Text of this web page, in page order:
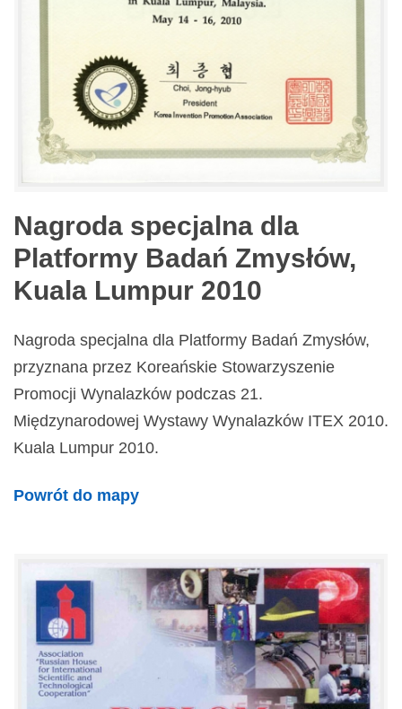
Nagroda specjalna dla
Platformy Badań Zmysłów,
Kuala Lumpur 2010
Nagroda specjalna dla Platformy Badań Zmysłów,
przyznana przez Koreańskie Stowarzyszenie
Promocji Wynalazków podczas 21.
Międzynarodowej Wystawy Wynalazków ITEX 2010.
Kuala Lumpur 2010.
Powrót do mapy